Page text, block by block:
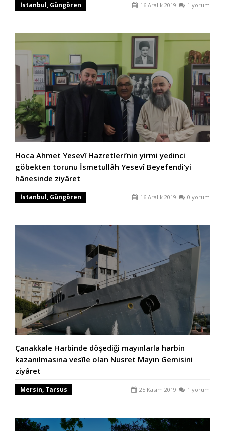
İstanbul, Güngören 16 Aralık 2019 1 yorum
Hoca Ahmet Yesevî Hazretleri’nin yirmi yedinci
göbekten torunu İsmetullâh Yesevî Beyefendi’yi
hânesinde ziyâret
İstanbul, Güngören 16 Aralık 2019 0 yorum
Çanakkale Harbinde döşediği mayınlarla harbin
kazanılmasına vesîle olan Nusret Mayın Gemisini
ziyâret
Mersin, Tarsus 25 Kasım 2019 1 yorum